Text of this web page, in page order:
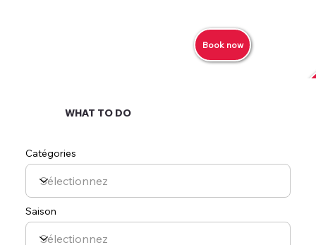
Book now
WHAT TO DO
Saison
Catégories